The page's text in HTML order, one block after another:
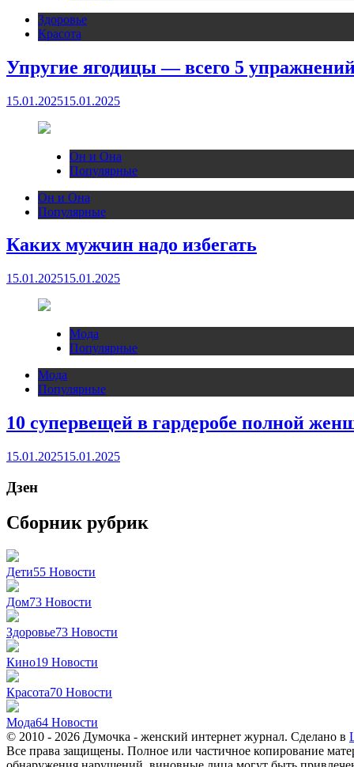
Здоровье
Красота
Упругие ягодицы — всего 5
15.01.202515.01.2025
Он и Она
Популярные
Он и Она
Популярные
Каких мужчин надо избегать
15.01.202515.01.2025
Мода
Популярные
Мода
Популярные
10 супервещей в гардеробе полной
15.01.202515.01.2025
Дзен
Сборник рубрик
Дети55 Новости
Дом73 Новости
Здоровье73 Новости
Кино19 Новости
Красота70 Новости
Мода64 Новости
© 2010 - 2026 Думочка - женский интернет журнал. Сделано в
Все права защищены. Полное или частичное копирование